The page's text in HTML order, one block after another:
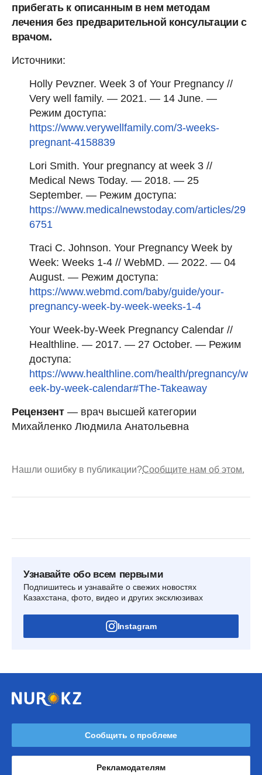
прибегать к описанным в нем методам
лечения без предварительной консультации с
врачом.
Источники:
Holly Pevzner. Week 3 of Your Pregnancy //
Very well family. — 2021. — 14 June. —
Режим доступа:
https://www.verywellfamily.com/3-weeks-
pregnant-4158839
Lori Smith. Your pregnancy at week 3 //
Medical News Today. — 2018. — 25
September. — Режим доступа:
https://www.medicalnewstoday.com/articles/29
6751
Traci C. Johnson. Your Pregnancy Week by
Week: Weeks 1-4 // WebMD. — 2022. — 04
August. — Режим доступа:
https://www.webmd.com/baby/guide/your-
pregnancy-week-by-week-weeks-1-4
Your Week-by-Week Pregnancy Calendar //
Healthline. — 2017. — 27 October. — Режим
доступа:
https://www.healthline.com/health/pregnancy/w
eek-by-week-calendar#The-Takeaway
Рецензент— врач высшей категории
Михайленко Людмила Анатольевна
Нашли ошибку в публикации?Сообщите нам об этом.
Узнавайте обо всем первыми
Подпишитесь и узнавайте о свежих новостях
Казахстана, фото, видео и других эксклюзивах
Instagram
Сообщить о проблеме
Рекламодателям